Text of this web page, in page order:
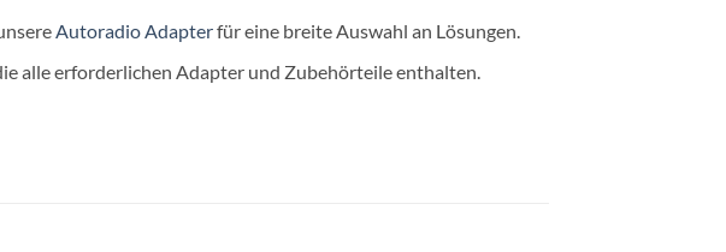
Autoradio Adapterfür eine breite Auswahl an Lösungen.
alle erforderlichen Adapter und Zubehörteile enthalten.